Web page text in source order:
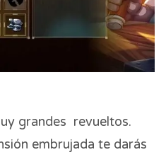
grandes revueltos.
embrujada te darás